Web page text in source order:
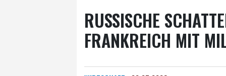
RUSSISCHE
FRANKREICH MIT